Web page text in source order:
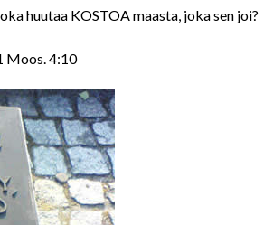
huutaa KOSTOA maasta, joka sen joi?
Moos. 4:10